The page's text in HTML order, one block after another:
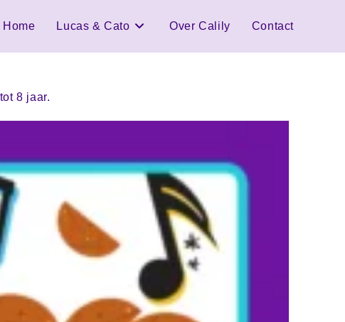
Home Lucas & Cato Over Calily Contact
8 jaar.